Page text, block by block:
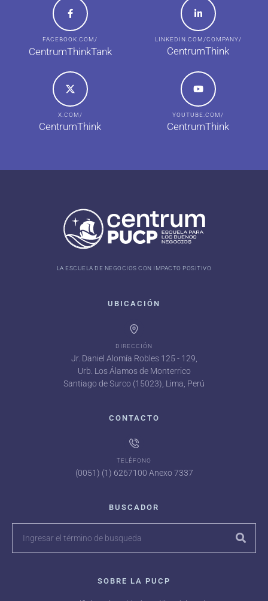
FACEBOOK.COM/
CentrumThinkTank
LINKEDIN.COM/COMPANY/
CentrumThink
X.COM/
CentrumThink
YOUTUBE.COM/
CentrumThink
LA ESCUELA DE NEGOCIOS CON IMPACTO POSITIVO
UBICACIÓN
DIRECCIÓN
Jr. Daniel Alomía Robles 125 - 129,
Urb. Los Álamos de Monterrico
Santiago de Surco (15023), Lima, Perú
CONTACTO
TELÉFONO
(0051) (1) 6267100 Anexo 7337
BUSCADOR
SOBRE LA PUCP